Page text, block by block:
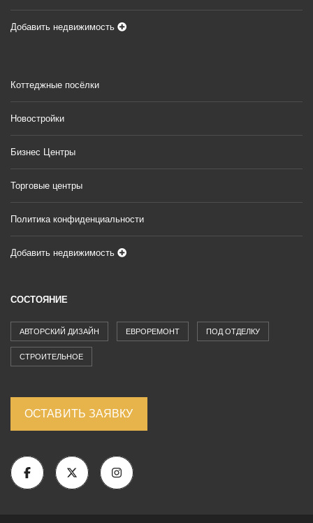
Добавить недвижимость
Коттеджные посёлки
Новостройки
Бизнес Центры
Торговые центры
Политика конфиденциальности
Добавить недвижимость
СОСТОЯНИЕ
АВТОРСКИЙ ДИЗАЙН ЕВРОРЕМОНТ ПОД ОТДЕЛКУ
СТРОИТЕЛЬНОЕ
ОСТАВИТЬ ЗАЯВКУ